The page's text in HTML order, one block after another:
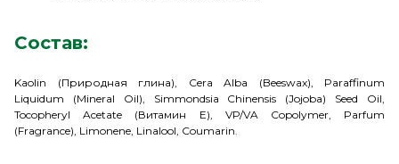
Состав:
Kaolin (Природная глина), Cera Alba (Beeswax), Paraffinum
Liquidum (Mineral Oil), Simmondsia Chinensis (Jojoba) Seed Oil,
Tocopheryl Acetate (Витамин E), VP/VA Copolymer, Parfum
(Fragrance), Limonene, Linalool, Coumarin.